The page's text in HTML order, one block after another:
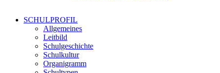
SCHULPROFIL
Allgemeines
Leitbild
Schulgeschichte
Schulkultur
Organigramm